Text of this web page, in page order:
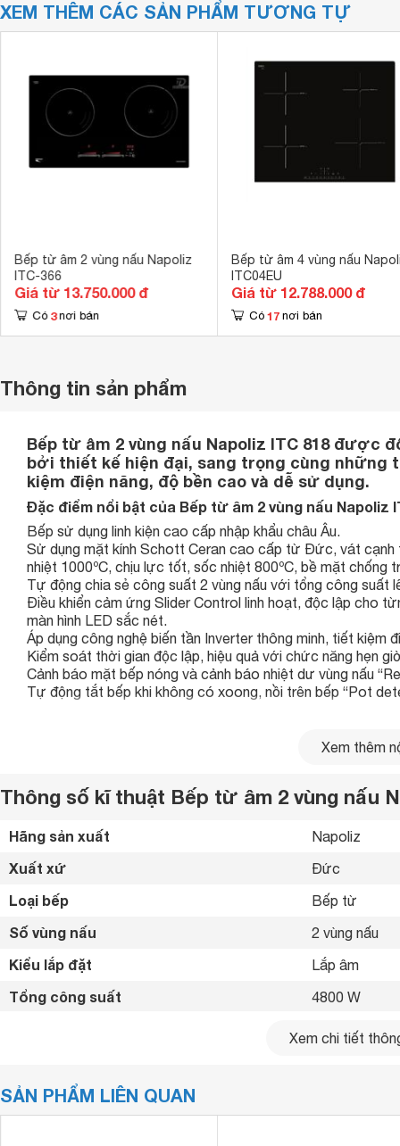
XEM THÊM CÁC SẢN PHẨM TƯƠNG TỰ
Bếp từ âm 2 vùng nấu Napoliz
ITC-366
Giá từ 13.750.000 đ
Có 3 nơi bán
Bếp từ âm 4 vùng nấu
ITC04EU
Giá từ 12.788.000 đ
Có 17 nơi bán
Thông tin sản phẩm
Bếp từ âm 2 vùng nấu Napoliz ITC 818 được
bởi thiết kế hiện đại, sang trọng cùng những
kiệm điện năng, độ bền cao và dễ sử dụng.
Đặc điểm nổi bật của Bếp từ âm 2 vùng nấu Napoliz
Bếp sử dụng linh kiện cao cấp nhập khẩu châu Âu.
Sử dụng mặt kính Schott Ceran cao cấp từ Đức, vát cạnh
nhiệt 1000ºC, chịu lực tốt, sốc nhiệt 800ºC, bề mặt
Tự động chia sẻ công suất 2 vùng nấu với tổng công suất
Điều khiển cảm ứng Slider Control linh hoạt, độc lập cho
màn hình LED sắc nét.
Áp dụng công nghệ biến tần Inverter thông minh, tiết kiệm
Kiểm soát thời gian độc lập, hiệu quả với chức năng hẹn
Cảnh báo mặt bếp nóng và cảnh báo nhiệt dư vùng nấu
Tự động tắt bếp khi không có xoong, nồi trên bếp “Pot
Xem thêm
Thông số kĩ thuật Bếp từ âm 2 vùng nấu
Hãng sản xuất Napoliz
Xuất xứ Đức
Loại bếp Bếp từ
Số vùng nấu 2 vùng nấu
Kiểu lắp đặt Lắp âm
Tổng công suất 4800 W
Trái: 2400W
Loại nồi nấu
Xem chi tiết
SẢN PHẨM LIÊN QUAN